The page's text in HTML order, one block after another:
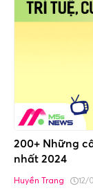
200+ Những
nhất 2024
Huyền Trang 12/